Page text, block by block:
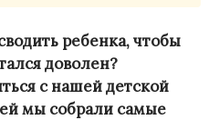
ребенка, чтобы
доволен?
с нашей детской
мы собрали самые